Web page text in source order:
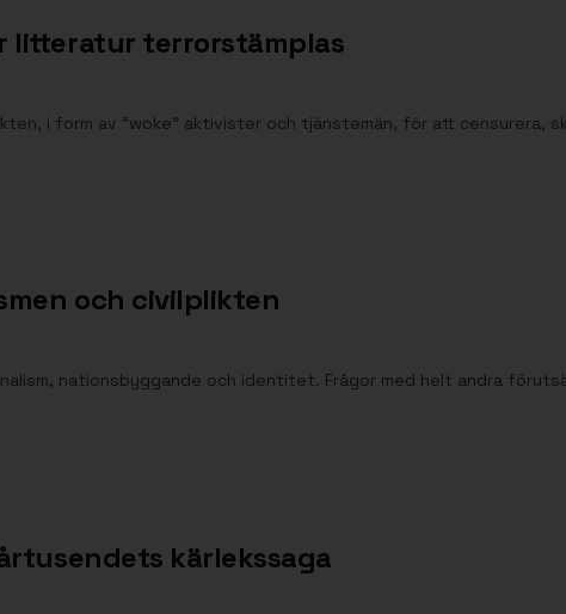
litteratur terrorstämplas
i form av “woke” aktivister och tjänstemän, för att censurera,
och civilplikten
nationsbyggande och identitet. Frågor med helt andra
kärlekssaga